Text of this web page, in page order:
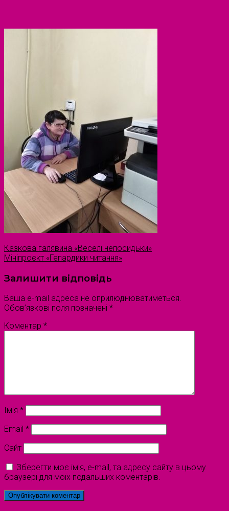
Казкова галявина «Веселі непосидьки»
Мініпроєкт «Гепардики читання»
Залишити відповідь
Ваша e-mail адреса не оприлюднюватиметься.
Обов’язкові поля позначені *
Коментар *
Ім'я *
Email *
Сайт
Зберегти моє ім'я, e-mail, та адресу сайту в цьому
браузері для моїх подальших коментарів.